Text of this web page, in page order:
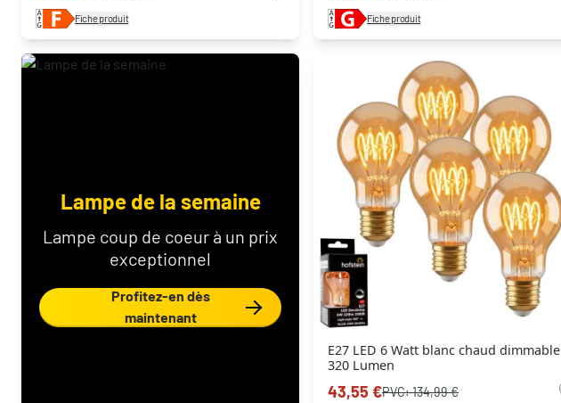
Fiche produit Fiche produit
Lampe de la semaine
Lampe coup de coeur à un prix
exceptionnel
Profitez-en dès
maintenant
E27 LED 6 Watt blanc chaud dimmable
320 Lumen
43,55 €PVC:134,99 €